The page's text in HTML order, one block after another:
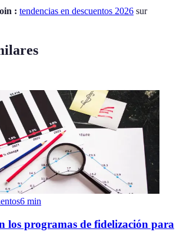
: tendencias en descuentos 2026 sur
6 min
los programas de fidelización para